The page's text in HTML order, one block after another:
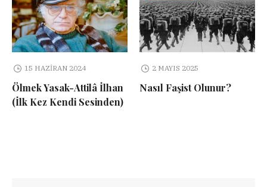
15 HAZIRAN 2024
Ölmek Yasak-Attilâ İlhan
(İlk Kez Kendi Sesinden)
2 MAYIS 2025
Nasıl Faşist Olunur?